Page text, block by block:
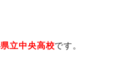
立中央高校です。